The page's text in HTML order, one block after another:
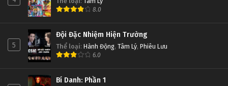
8.0
5
Đội Đặc Nhiệm Hiện Trường
Thể loại: Hành Động, Tâm Lý, Phiêu Lưu
6.0
Bí Danh: Phần 1